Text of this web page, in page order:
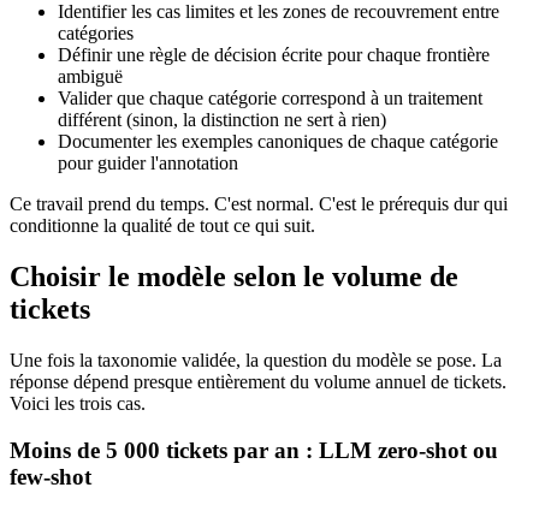
Identifier les cas limites et les zones de recouvrement entre
catégories
Définir une règle de décision écrite pour chaque frontière
ambiguë
Valider que chaque catégorie correspond à un traitement
différent (sinon, la distinction ne sert à rien)
Documenter les exemples canoniques de chaque catégorie
pour guider l'annotation
Ce travail prend du temps. C'est normal. C'est le prérequis dur qui
conditionne la qualité de tout ce qui suit.
Choisir le modèle selon le volume de
tickets
Une fois la taxonomie validée, la question du modèle se pose. La
réponse dépend presque entièrement du volume annuel de tickets.
Voici les trois cas.
Moins de 5 000 tickets par an : LLM zero-shot ou
few-shot